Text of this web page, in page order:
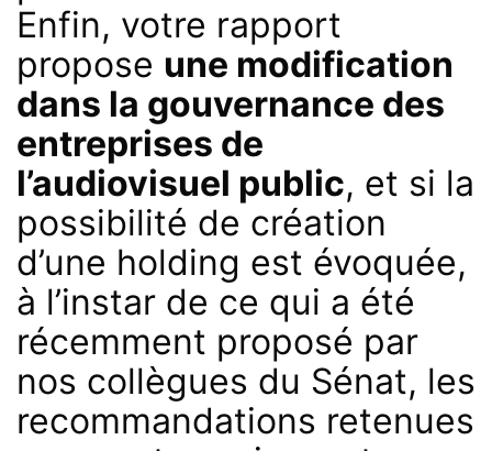
Enfin, votre rapport
propose une modification
dans la gouvernance des
entreprises de
l’audiovisuel public, et si la
possibilité de création
d’une holding est évoquée,
à l’instar de ce qui a été
récemment proposé par
nos collègues du Sénat, les
recommandations retenues